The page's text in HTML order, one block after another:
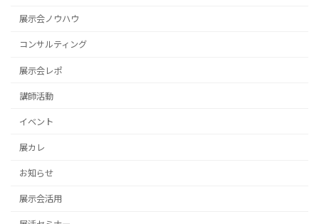
展示会ノウハウ
コンサルティング
展示会レポ
講師活動
イベント
展カレ
お知らせ
展示会活用